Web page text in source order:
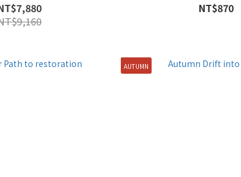
NT$870
AUTUMN